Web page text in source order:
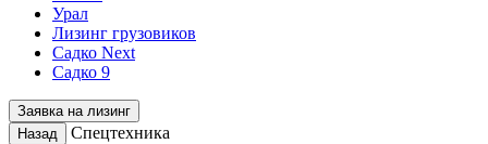
Урал
Лизинг грузовиков
Садко Next
Садко 9
Заявка на лизинг
Назад
Спецтехника